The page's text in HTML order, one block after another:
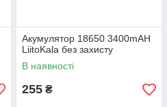
Акумулятор 18650 3400mAH
LiitoKala без захисту
В наявності
255 ₴